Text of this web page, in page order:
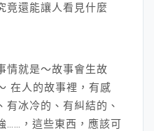
竟還能讓人看見什麼
情就是～故事會生故
在人的故事裡，有感
有冰冷的、有糾結的、
……，這些東西，應該可